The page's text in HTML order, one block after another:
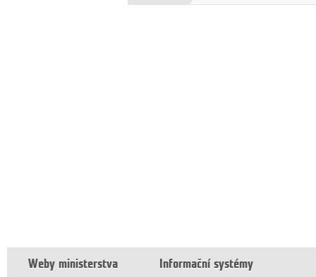
Weby ministerstva Informační systémy